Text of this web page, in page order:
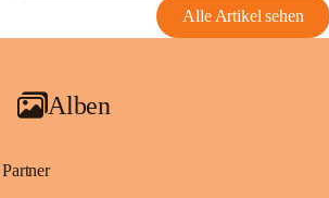
Alle Artikel sehen
Alben
Partner